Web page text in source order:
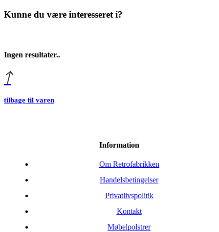
Kunne du være interesseret i?
Ingen resultater..
tilbage til varen
Information
Om Retrofabrikken
Handelsbetingelser
Privatlivspolitik
Kontakt
Møbelpolstrer